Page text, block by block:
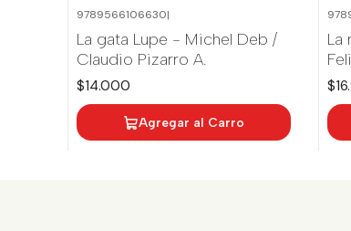
9789566106630|
La gata Lupe - Michel Deb /
Claudio Pizarro A.
$14.000
Agregar al Carro
La